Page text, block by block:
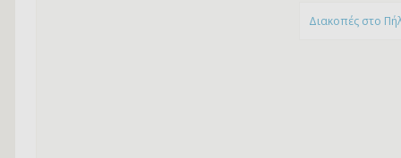
Διακοπές στο